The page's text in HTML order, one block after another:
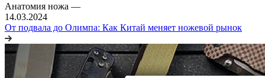
Анатомия ножа —
14.03.2024
От подвала до Олимпа: Как Китай меняет ножевой рынок